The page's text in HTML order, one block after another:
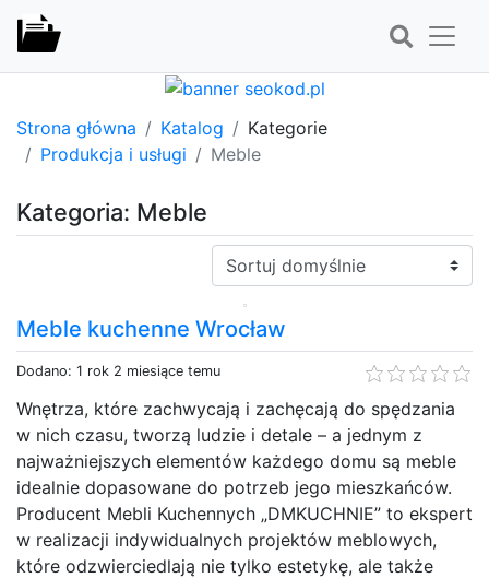
Strona główna Katalog
Kategorie
Produkcja i usługi
Meble
Kategoria: Meble
Sortuj:
Meble kuchenne Wrocław
Dodano: 1 rok 2 miesiące temu
Wnętrza, które zachwycają i zachęcają do spędzania
w nich czasu, tworzą ludzie i detale – a jednym z
najważniejszych elementów każdego domu są meble
idealnie dopasowane do potrzeb jego mieszkańców.
Producent Mebli Kuchennych „DMKUCHNIE” to ekspert
w realizacji indywidualnych projektów meblowych,
które odzwierciedlają nie tylko estetykę, ale także